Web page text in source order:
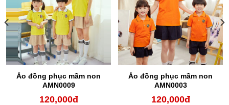
Áo đồng phục mầm non
AMN0009
120,000đ
Áo đồng phục mầm non
AMN0003
120,000đ